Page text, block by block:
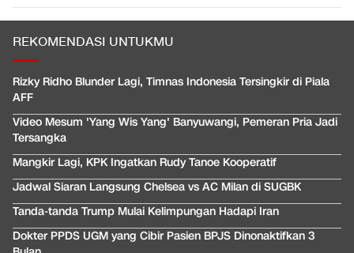
REKOMENDASI UNTUKMU
Rizky Ridho Blunder Lagi, Timnas Indonesia Tersingkir di Piala
AFF
Video Mesum 'Yang Wis Yang' Banyuwangi, Pemeran Pria Jadi
Tersangka
Mangkir Lagi, KPK Ingatkan Rudy Tanoe Kooperatif
Jadwal Siaran Langsung Chelsea vs AC Milan di SUGBK
Tanda-tanda Trump Mulai Kelimpungan Hadapi Iran
Dokter PPDS UGM yang Cibir Pasien BPJS Dinonaktifkan 3